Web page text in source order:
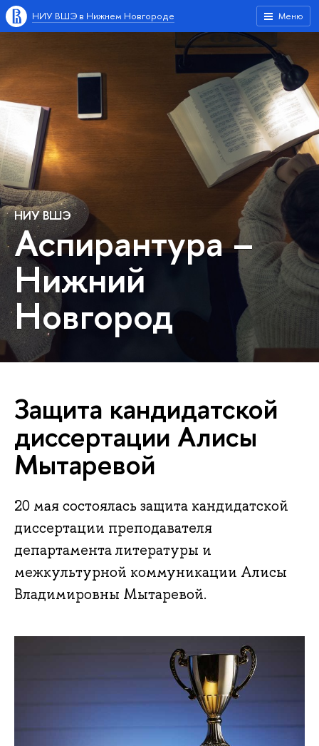
Меню
НИУ ВШЭ в Нижнем Новгороде
НИУ ВШЭ
Аспирантура –
Нижний
Новгород
Защита кандидатской
диссертации Алисы
Мытаревой
20 мая состоялась защита кандидатской
диссертации преподавателя
департамента литературы и
межкультурной коммуникации Алисы
Владимировны Мытаревой.